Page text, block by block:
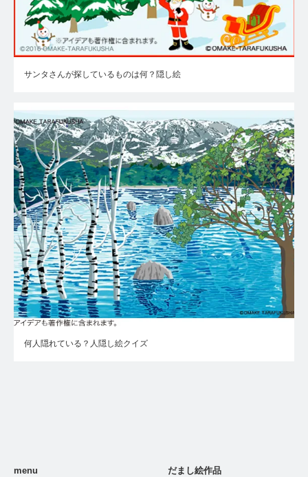
サンタさんが探しているものは何？隠し絵
何人隠れている？人隠し絵クイズ
menu だまし絵作品